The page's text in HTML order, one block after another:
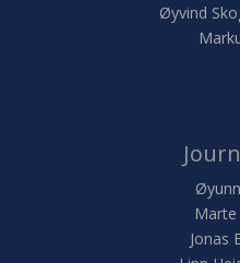
Øyvind
Marte
Jonas